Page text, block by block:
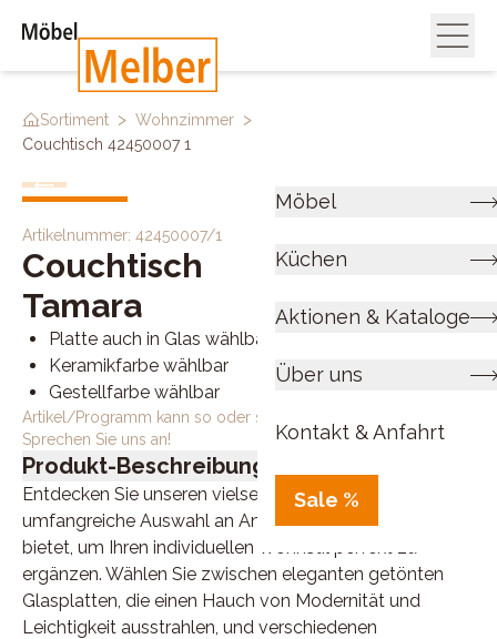
Möbel
Küchen
Aktionen & Kataloge
Über uns
Kontakt & Anfahrt
Sale %
Sortiment > Wohnzimmer >
Couchtisch 42450007 1
Artikelnummer: 42450007/1
Couchtisch
Tamara
Platte auch in Glas wählbar
Keramikfarbe wählbar
Gestellfarbe wählbar
Artikel/Programm kann so oder so ähnlich bestellt werden.
Sprechen Sie uns an!
Produkt-Beschreibung
Entdecken Sie unseren vielseitigen Couchtisch, der eine
umfangreiche Auswahl an Anpassungsmöglichkeiten
bietet, um Ihren individuellen Wohnstil perfekt zu
ergänzen. Wählen Sie zwischen eleganten getönten
Glasplatten, die einen Hauch von Modernität und
Leichtigkeit ausstrahlen, und verschiedenen